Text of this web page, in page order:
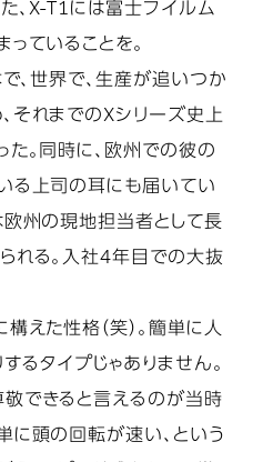
、X-T1には富士フイルム
ていることを。
、世界で、生産が追いつか
それまでのXシリーズ史上
た。同時に、欧州での彼の
る上司の耳にも届いてい
欧州の現地担当者として長
れる。入社4年目での大抜
構えた性格（笑）。簡単に人
るタイプじゃありません。
できると言えるのが当時
に頭の回転が速い、という